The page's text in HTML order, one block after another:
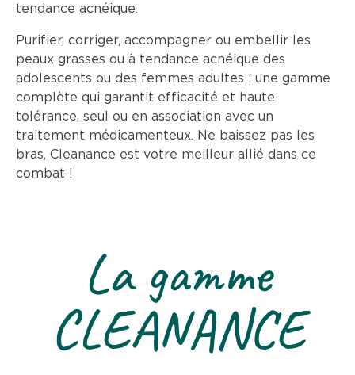
tendance acnéique.
Purifier, corriger, accompagner ou embellir les
peaux grasses ou à tendance acnéique des
adolescents ou des femmes adultes : une gamme
complète qui garantit efficacité et haute
tolérance, seul ou en association avec un
traitement médicamenteux. Ne baissez pas les
bras, Cleanance est votre meilleur allié dans ce
combat !
La gamme
CLEANANCE